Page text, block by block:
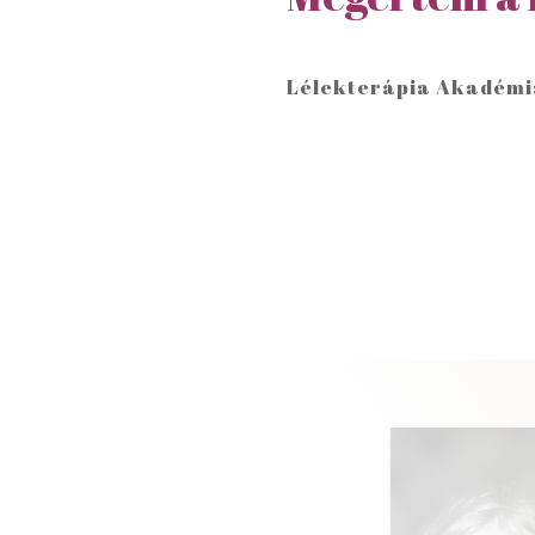
Lélekterápia